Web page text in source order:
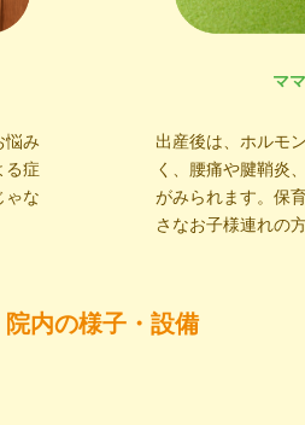
悩み
る症
ゃな
マ
出産後は、ホルモ
く、腰痛や腱鞘炎
がみられます。保
さなお子様連れの
院内の様子・設備